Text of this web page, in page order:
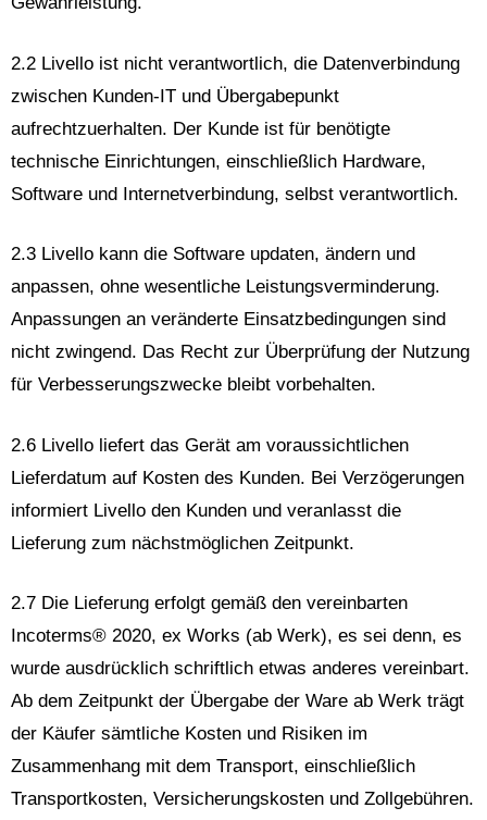
2.2 Livello ist nicht verantwortlich, die Datenverbindung
zwischen Kunden-IT und Übergabepunkt
aufrechtzuerhalten. Der Kunde ist für benötigte
technische Einrichtungen, einschließlich Hardware,
Software und Internetverbindung, selbst verantwortlich.
2.3 Livello kann die Software updaten, ändern und
anpassen, ohne wesentliche Leistungsverminderung.
Anpassungen an veränderte Einsatzbedingungen sind
nicht zwingend. Das Recht zur Überprüfung der Nutzung
für Verbesserungszwecke bleibt vorbehalten.
2.6 Livello liefert das Gerät am voraussichtlichen
Lieferdatum auf Kosten des Kunden. Bei Verzögerungen
informiert Livello den Kunden und veranlasst die
Lieferung zum nächstmöglichen Zeitpunkt.
2.7 Die Lieferung erfolgt gemäß den vereinbarten
Incoterms® 2020, ex Works (ab Werk), es sei denn, es
wurde ausdrücklich schriftlich etwas anderes vereinbart.
Ab dem Zeitpunkt der Übergabe der Ware ab Werk trägt
der Käufer sämtliche Kosten und Risiken im
Zusammenhang mit dem Transport, einschließlich
Transportkosten, Versicherungskosten und Zollgebühren.